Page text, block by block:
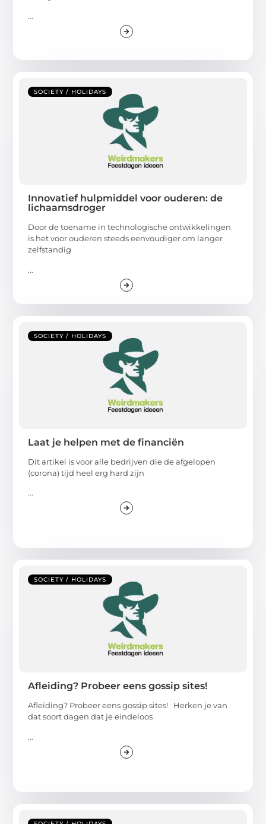
...
SOCIETY / HOLIDAYS
Innovatief hulpmiddel voor ouderen: de
lichaamsdroger
Door de toename in technologische ontwikkelingen
is het voor ouderen steeds eenvoudiger om langer
zelfstandig
...
SOCIETY / HOLIDAYS
Laat je helpen met de financiën
Dit artikel is voor alle bedrijven die de afgelopen
(corona) tijd heel erg hard zijn
...
SOCIETY / HOLIDAYS
Afleiding? Probeer eens gossip sites!
Afleiding? Probeer eens gossip sites! Herken je van
dat soort dagen dat je eindeloos
...